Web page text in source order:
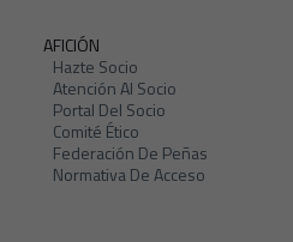
AFICIÓN
Hazte Socio
Atención Al Socio
Portal Del Socio
Comité Ético
Federación De Peñas
Normativa De Acceso